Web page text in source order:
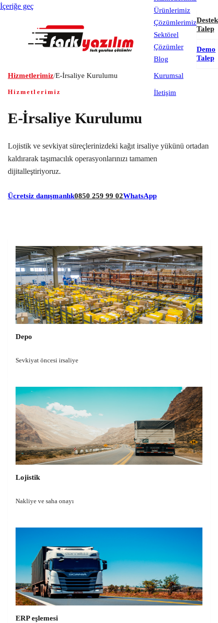
İçeriğe geç
Ürünlerimiz
Çözümlerimiz
Sektörel
Çözümler
Blog
Kurumsal
İletişim
Destek
Talep
Demo
Talep
Hizmetlerimiz/E-İrsaliye Kurulumu
Hizmetlerimiz
E-İrsaliye Kurulumu
Lojistik ve sevkiyat süreçlerinizdeki kağıt irsaliye yükünü ortadan
kaldırarak taşımacılık operasyonlarınızı tamamen
dijitalleştiriyoruz.
Ücretsiz danışmanlık0850 259 99 02WhatsApp
Depo
Sevkiyat öncesi irsaliye
Lojistik
Nakliye ve saha onayı
ERP eşlemesi